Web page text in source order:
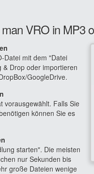
VRO in MP3
Datei mit dem "Datei
& Drop oder importieren
GoogleDrive.
vorausgewählt. Falls Sie
können Sie es
starten". Die meisten
nur Sekunden bis
große Dateien wenige